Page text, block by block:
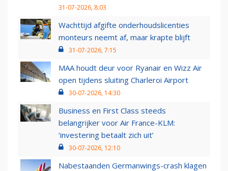
31-07-2026, 8:03
Wachttijd afgifte onderhoudslicenties
monteurs neemt af, maar krapte blijft
31-07-2026, 7:15
MAA houdt deur voor Ryanair en Wizz Air
open tijdens sluiting Charleroi Airport
30-07-2026, 14:30
Business en First Class steeds
belangrijker voor Air France-KLM:
‘investering betaalt zich uit’
30-07-2026, 12:10
Nabestaanden Germanwings-crash klagen